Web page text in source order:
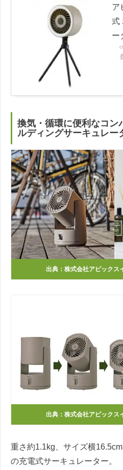
ア
式
ー
換気・循環に便利なコン
ルディングサーキュレー
出典： 株式会社アピックス
出典： 株式会社アピックス
重さ約1.1kg、サイズ横
の充電式サーキュレーター。